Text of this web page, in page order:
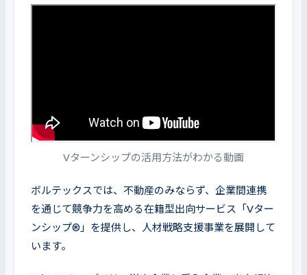
Vターンシップの活用方法がわかる動画
ボルテックスでは、不動産のみならず、企業間連携
を通じて競争力を高める在籍型出向サービス「Vター
ンシップ®」を提供し、人材戦略支援事業を展開して
います。